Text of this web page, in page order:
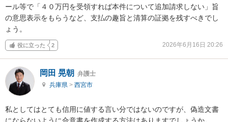
ール等で「４０万円を受領すれば本件について追加請求しない」旨
の意思表示をもらうなど、支払の趣旨と清算の証拠を残すべきでし
ょう。
役に立った 2 2026年6月16日 20:26
岡田 晃朝 弁護士
兵庫県 > 西宮市
私としてはとても信用に値する言い分ではないのですが、偽造文書
にならないように合意書を作成する方法はありますでしょうか。